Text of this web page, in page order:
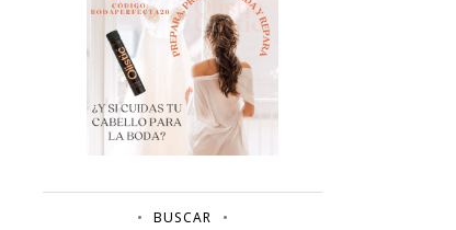
BUSCAR